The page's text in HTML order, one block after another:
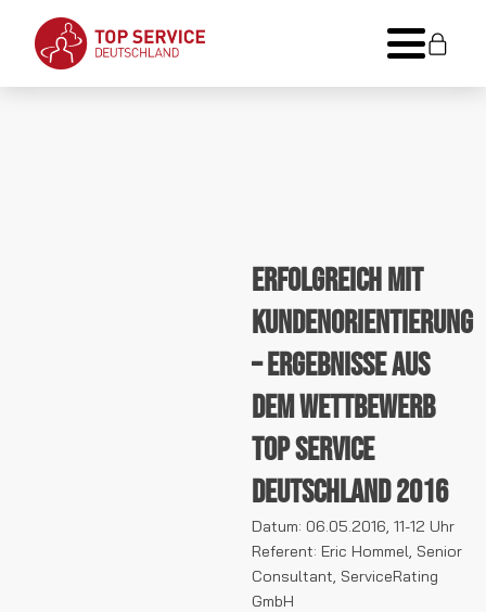
Erfolgreich mit
Kundenorientierung
– Ergebnisse aus
dem Wettbewerb
TOP SERVICE
Deutschland 2016
Datum: 06.05.2016, 11-12 Uhr
Referent: Eric Hommel, Senior
Consultant, ServiceRating
GmbH